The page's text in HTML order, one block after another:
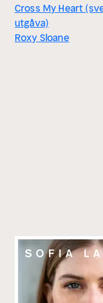
Cross My Heart
utgåva)
Roxy Sloane